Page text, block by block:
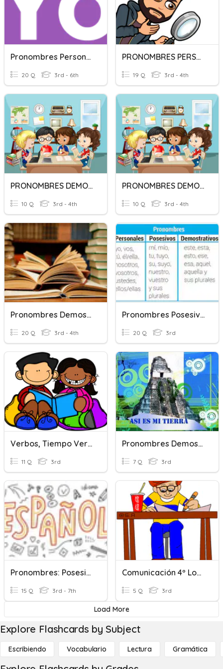
Pronombres Personales Sujeto
20 Q 3rd - 6th
PRONOMBRES PERSONALES
19 Q 3rd - 4th
PRONOMBRES DEMOSTRATIVOS
10 Q 3rd - 4th
PRONOMBRES DEMOSTRATIVOS
10 Q 3rd - 4th
Pronombres Demostrativos Verbos Posesivos
20 Q 3rd - 4th
Pronombres Posesivos Y Demostrativos
20 Q 3rd
Verbos, Tiempo Verbales Y Pronombres Demostrativos
11 Q 3rd
Pronombres Demostrativos En K´iche´
7 Q 3rd
Pronombres: Posesivos Y Demostrativos
15 Q 3rd - 7th
Comunicación 4º Los Pronombres Demostrativos
5 Q 3rd
Load More
Explore Flashcards by Subject
Escribiendo Vocabulario Lectura Gramática